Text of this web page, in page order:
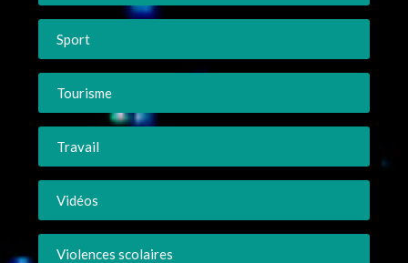
Sport
Tourisme
Travail
Vidéos
Violences scolaires